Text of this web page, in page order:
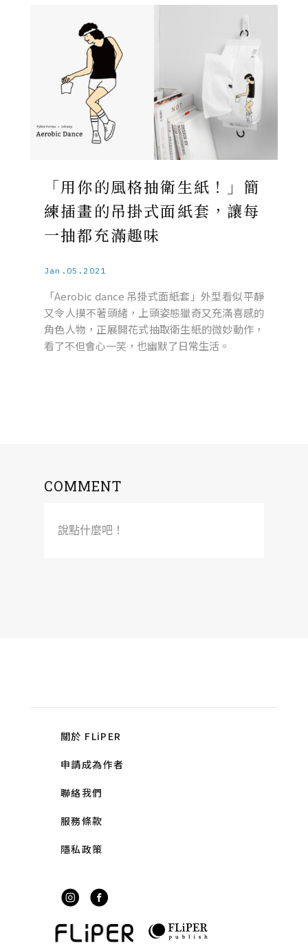
「用你的風格抽衛生紙！」簡
練插畫的吊掛式面紙套，讓每
一抽都充滿趣味
Jan.05.2021
「Aerobic dance 吊掛式面紙套」外型看似平靜
又令人摸不著頭緒，上頭姿態獵奇又充滿喜感的
角色人物，正展開花式抽取衛生紙的微妙動作，
看了不但會心一笑，也幽默了日常生活。
COMMENT
說點什麼吧！
關於 FLiPER
申請成為作者
聯絡我們
服務條款
隱私政策